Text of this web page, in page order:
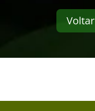
Voltar